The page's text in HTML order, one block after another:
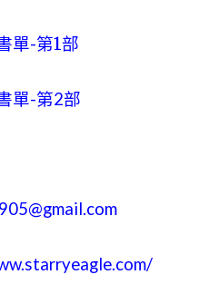
單-第1部
單-第2部